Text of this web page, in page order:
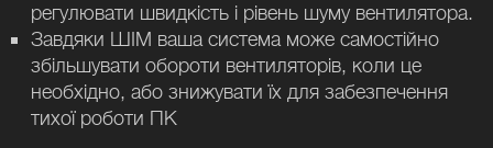
регулювати швидкість і рівень шуму вентилятора.
Завдяки ШІМ ваша система може самостійно
збільшувати обороти вентиляторів, коли це
необхідно, або знижувати їх для забезпечення
тихої роботи ПК